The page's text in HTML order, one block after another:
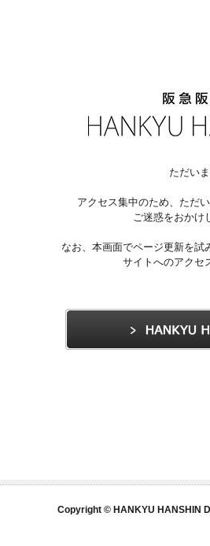
ただい
アクセス集中のため、ただ
ご迷惑をおかけ
なお、本画面でページ更新を
サイトへのアクセ
Copyright © HANKYU HANSHIN